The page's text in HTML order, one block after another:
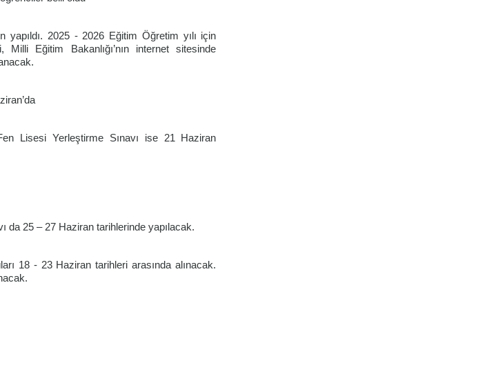
yapıldı. 2025 - 2026 Eğitim Öğretim yılı için
Eğitim Bakanlığı’nın internet sitesinde
Lisesi Yerleştirme Sınavı ise 21 Haziran
da 25 – 27 Haziran tarihlerinde yapılacak.
18 - 23 Haziran tarihleri arasında alınacak.